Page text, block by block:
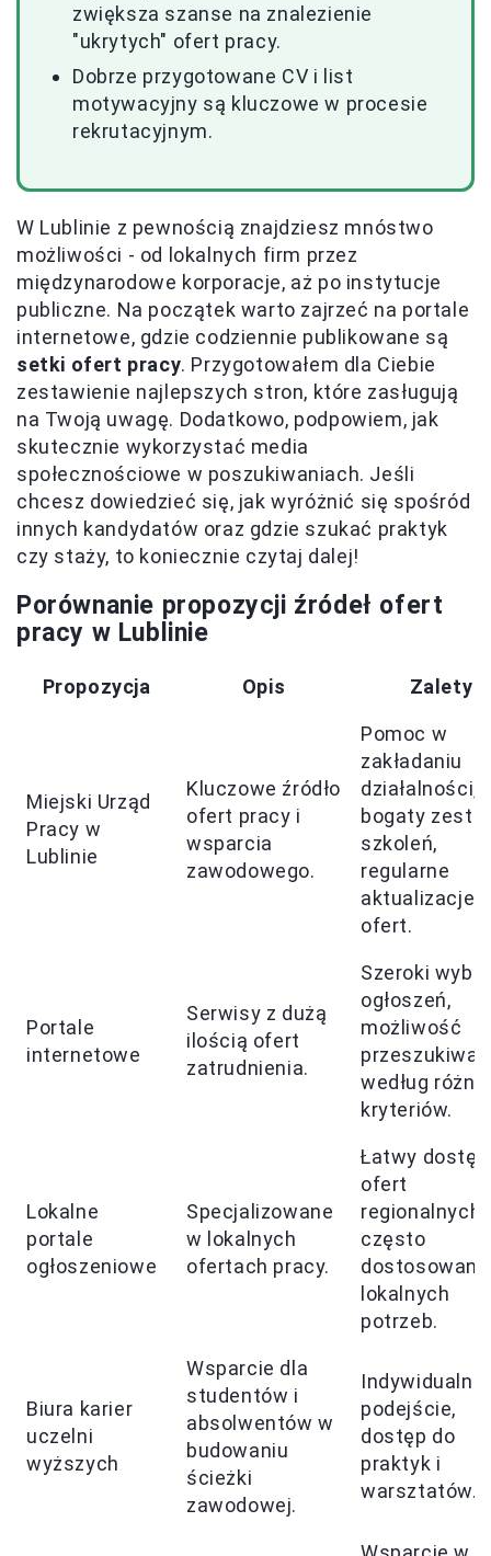
zwiększa szanse na znalezienie
"ukrytych" ofert pracy.
Dobrze przygotowane CV i list
motywacyjny są kluczowe w procesie
rekrutacyjnym.
W Lublinie z pewnością znajdziesz mnóstwo
możliwości - od lokalnych firm przez
międzynarodowe korporacje, aż po instytucje
publiczne. Na początek warto zajrzeć na portale
internetowe, gdzie codziennie publikowane są
setki ofert pracy. Przygotowałem dla Ciebie
zestawienie najlepszych stron, które zasługują
na Twoją uwagę. Dodatkowo, podpowiem, jak
skutecznie wykorzystać media
społecznościowe w poszukiwaniach. Jeśli
chcesz dowiedzieć się, jak wyróżnić się spośród
innych kandydatów oraz gdzie szukać praktyk
czy staży, to koniecznie czytaj dalej!
Porównanie propozycji źródeł ofert
pracy w Lublinie
Propozycja Opis Zalety
Miejski Urząd
Pracy w
Lublinie
Kluczowe źródło
ofert pracy i
wsparcia
zawodowego.
Pomoc w
zakładaniu
działalności,
bogaty
szkoleń,
regularne
aktualizacje
ofert.
Portale
internetowe
Serwisy z dużą
ilością ofert
zatrudnienia.
Szeroki wybór
ogłoszeń,
możliwość
według
kryteriów.
Lokalne
portale
ogłoszeniowe
Specjalizowane
w lokalnych
ofertach pracy.
Łatwy
ofert
regionalnych,
często
lokalnych
potrzeb.
Biura karier
uczelni
wyższych
Wsparcie dla
studentów i
absolwentów w
budowaniu
ścieżki
zawodowej.
Indywidualne
podejście,
dostęp do
praktyk i
warsztatów.